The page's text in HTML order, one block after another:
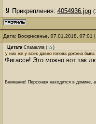
Прикрепления: 4054936.jpg
Дата: Воскресенье, 07.01.2018,
Цитата Спамелла (
)
у них же у всех давно голова должна
Фигассе! Это можно вот так
Внимание! Персонаж находится в домике,